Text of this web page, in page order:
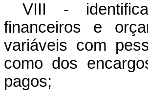
VIII -
financeiros e
variáveis com
como dos
pagos;